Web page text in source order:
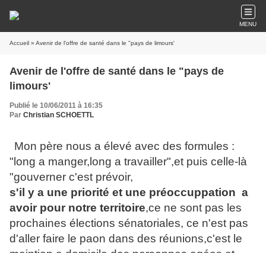
MENU
Accueil » Avenir de l'offre de santé dans le "pays de limours'
Avenir de l'offre de santé dans le "pays de
limours'
Publié le 10/06/2011 à 16:35
Par Christian SCHOETTL
Mon père nous a élevé avec des formules :
"long a manger,long a travailler",et puis celle-là
"gouverner c'est prévoir,
s'il y a une priorité et une préoccuppation a
avoir pour notre territoire,ce ne sont pas les
prochaines élections sénatoriales, ce n'est pas
d'aller faire le paon dans des réunions,c'est le